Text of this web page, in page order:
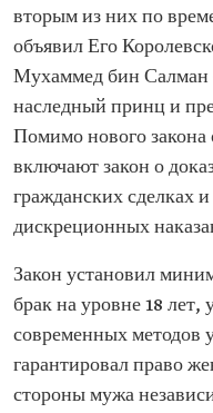
вторым из них по
объявил Его
Мухаммед бин Салман
наследный принц и
Помимо нового закона
включают закон о
гражданских сделках
дискреционных
Закон установил
брак на уровне 18 лет,
современных методов
гарантировал право
стороны мужа